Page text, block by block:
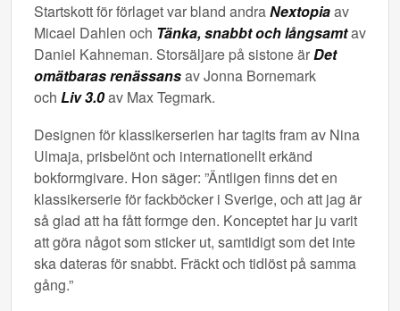
Startskott för förlaget var bland andraNextopiaav
Micael Dahlen och Tänka, snabbt och långsamtav
Daniel Kahneman. Storsäljare på sistone ärDet
omätbaras renässansav Jonna Bornemark
och Liv 3.0av Max Tegmark.
Designen för klassikerserien har tagits fram av Nina
Ulmaja, prisbelönt och internationellt erkänd
bokformgivare. Hon säger: ”Äntligen finns det en
klassikerserie för fackböcker i Sverige, och att jag är
så glad att ha fått formge den. Konceptet har ju varit
att göra något som sticker ut, samtidigt som det inte
ska dateras för snabbt. Fräckt och tidlöst på samma
gång.”